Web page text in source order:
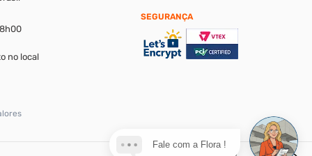
no local
SEGURANÇA
Fale com a Flora !